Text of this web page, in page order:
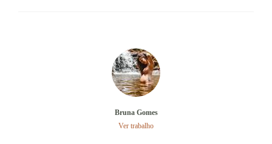
Bruna Gomes
Ver trabalho